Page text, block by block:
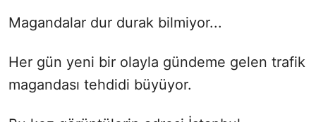
Magandalar dur durak bilmiyor...
Her gün yeni bir olayla gündeme gelen trafik
magandası tehdidi büyüyor.